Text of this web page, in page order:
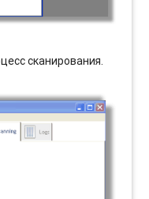
сканирования.